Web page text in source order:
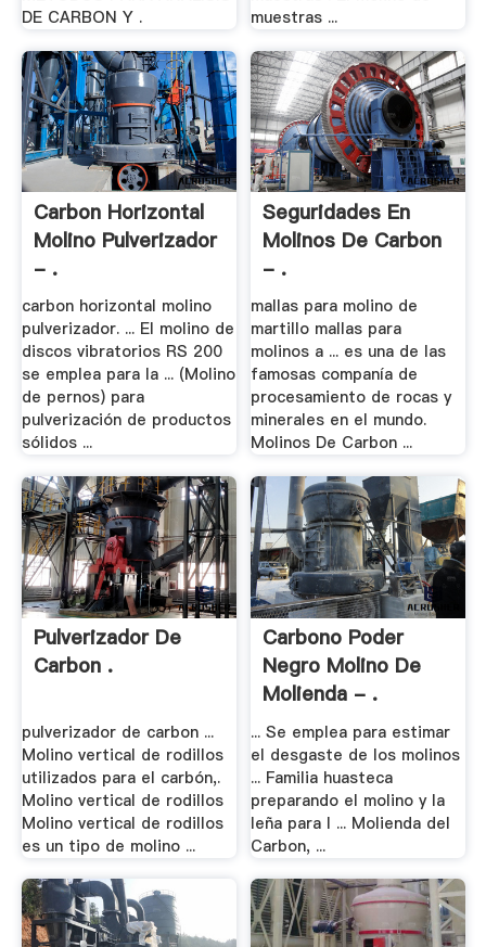
DE CARBON Y .
muestras ...
Carbon Horizontal
Molino Pulverizador
- .
carbon horizontal molino
pulverizador. ... El molino de
discos vibratorios RS 200
se emplea para la ... (Molino
de pernos) para
pulverización de productos
sólidos ...
Seguridades En
Molinos De Carbon
- .
mallas para molino de
martillo mallas para
molinos a ... es una de las
famosas companía de
procesamiento de rocas y
minerales en el mundo.
Molinos De Carbon ...
Pulverizador De
Carbon .
pulverizador de carbon ...
Molino vertical de rodillos
utilizados para el carbón,.
Molino vertical de rodillos
Molino vertical de rodillos
es un tipo de molino ...
Carbono Poder
Negro Molino De
Molienda - .
... Se emplea para estimar
el desgaste de los molinos
... Familia huasteca
preparando el molino y la
leña para I ... Molienda del
Carbon, ...